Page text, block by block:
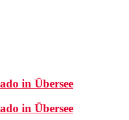
in Übersee
in Übersee